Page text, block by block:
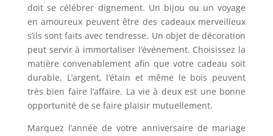
doit se célébrer dignement. Un bijou ou un voyage
en amoureux peuvent être des cadeaux merveilleux
s’ils sont faits avec tendresse. Un objet de décoration
peut servir à immortaliser l’événement. Choisissez la
matière convenablement afin que votre cadeau soit
durable. L’argent, l’étain et même le bois peuvent
très bien faire l’affaire. La vie à deux est une bonne
opportunité de se faire plaisir mutuellement.
Marquez l’année de votre anniversaire de mariage